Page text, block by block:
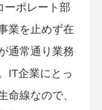
ーポレート部
業を止めず在
通常通り業務
IT企業にとっ
命線なので、